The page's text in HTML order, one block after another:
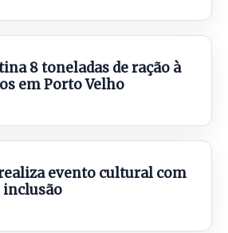
8 toneladas de ração à
em Porto Velho
evento cultural com
inclusão